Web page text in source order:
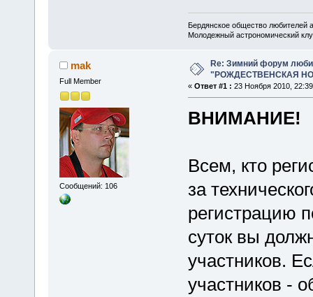
Бердянское общество любителей
Молодежный астрономический
mak
Full Member
Сообщений: 106
Re: Зимний форум
"РОЖДЕСТВЕНСКАЯ
« Ответ #1 : 23 Ноября 2010,
ВНИМАНИЕ!
Всем, кто
за
регистрацию
суток вы
участников.
участников -